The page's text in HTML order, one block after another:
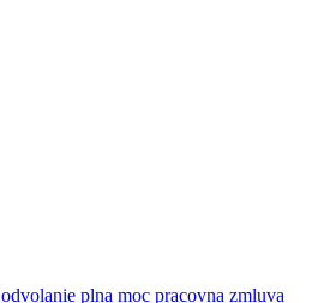
odvolanie plna moc pracovna zmluva